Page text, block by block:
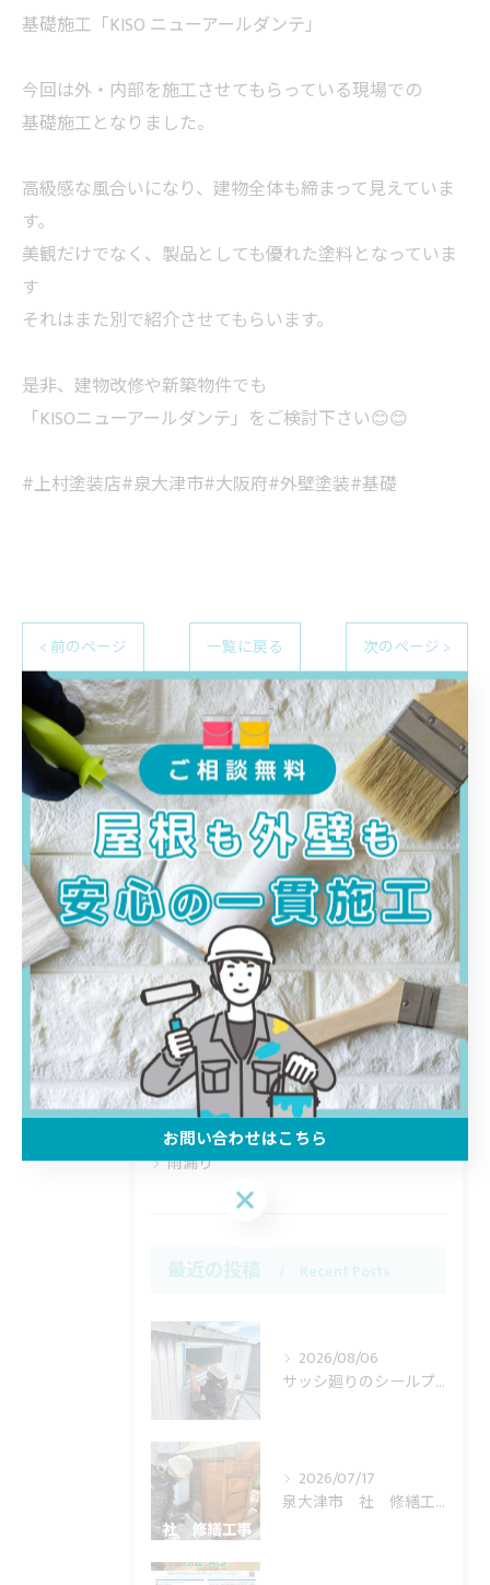
基礎施工「KISO ニューアールダンテ」
今回は外・内部を施工させてもらっている現場での
基礎施工となりました。
高級感な風合いになり、建物全体も締まって見えていま
す。
美観だけでなく、製品としても優れた塗料となっていま
す
それはまた別で紹介させてもらいます。
是非、建物改修や新築物件でも
「KISOニューアールダンテ」をご検討下さい😊😊
#上村塗装店#泉大津市#大阪府#外壁塗装#基礎
< 前のページ 一覧に戻る 次のページ >
関連タグ
#外壁塗装
カテゴリー Categories
全てのカテゴリー
屋根
防水
リフォーム
塗り替え
雨漏り
最近の投稿 Recent Posts
2026/08/06
サッシ廻りのシールプライマー塗布を行なっています。
2026/07/17
泉大津市 社 修繕工事
お問い合わせはこちら
お問い合わせはこちら